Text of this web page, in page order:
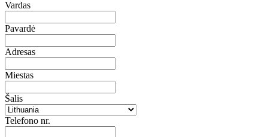
Vardas
Pavardė
Adresas
Miestas
Šalis
Telefono nr.